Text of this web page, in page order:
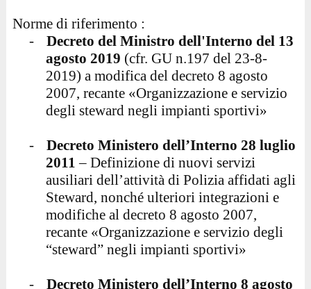
Norme di riferimento :
-
Decreto del Ministro dell'Interno del 13
agosto 2019 (cfr. GU n.197 del 23-8-
2019) a modifica del decreto 8 agosto
2007, recante «Organizzazione e servizio
degli steward negli impianti sportivi»
-
Decreto Ministero dell’Interno 28 luglio
2011 – Definizione di nuovi servizi
ausiliari dell’attività di Polizia affidati agli
Steward, nonché ulteriori integrazioni e
modifiche al decreto 8 agosto 2007,
recante «Organizzazione e servizio degli
“steward” negli impianti sportivi»
- Decreto Ministero dell’Interno 8 agosto